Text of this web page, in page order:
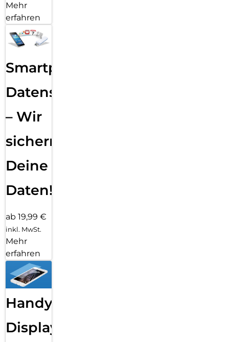
Mehr
erfahren
Smartphone
Datensicherung
– Wir
sichern
Deine
Daten!
ab 19,99 €
inkl. MwSt.
Mehr
erfahren
Handy
Displayfolie